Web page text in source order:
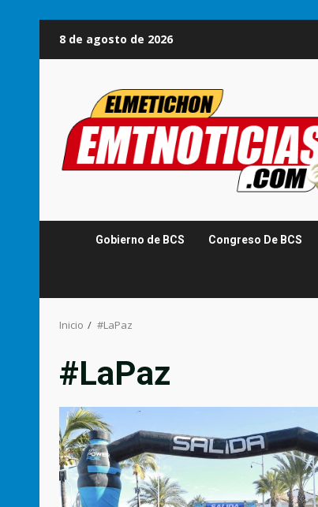
8 de agosto de 2026
Gobierno de BCS Congreso De BCS
Inicio #LaPaz
#LaPaz